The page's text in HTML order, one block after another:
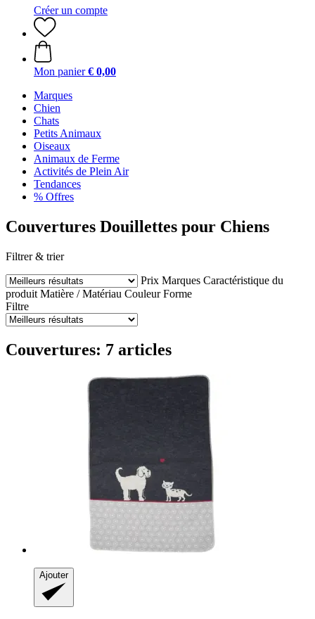
Créer un compte
Mon panier € 0,00
Marques
Chien
Chats
Petits Animaux
Oiseaux
Animaux de Ferme
Activités de Plein Air
Tendances
% Offres
Couvertures Douillettes pour Chiens
Filtrer & trier
Prix Marques Caractéristique du
produit Matière / Matériau Couleur Forme
Filtre
Couvertures: 7 articles
Ajouter